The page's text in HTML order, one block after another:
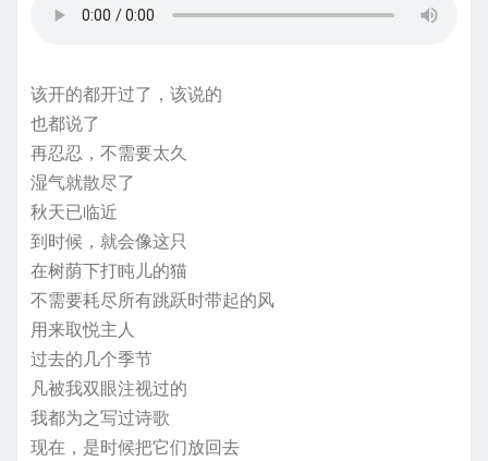
该开的都开过了，该说的
也都说了
再忍忍，不需要太久
湿气就散尽了
秋天已临近
到时候，就会像这只
在树荫下打盹儿的猫
不需要耗尽所有跳跃时带起的风
用来取悦主人
过去的几个季节
凡被我双眼注视过的
我都为之写过诗歌
现在，是时候把它们放回去